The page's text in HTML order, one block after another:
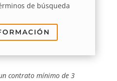
de búsqueda
contrato mínimo de 3